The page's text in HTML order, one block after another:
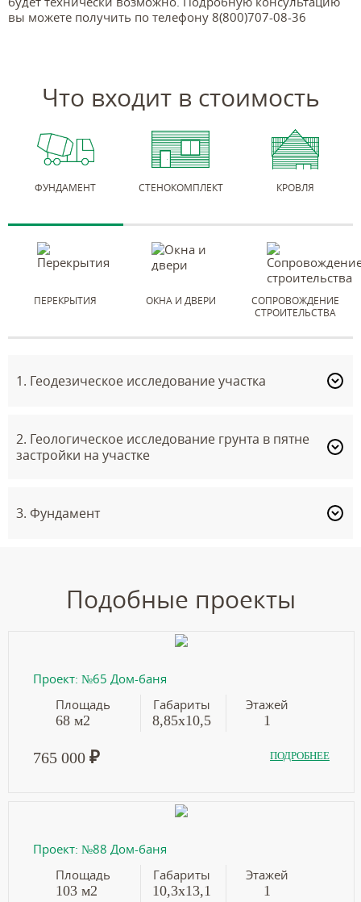
вы можете получить по телефону 8(800)707-08-36
Что входит в стоимость
ФУНДАМЕНТ СТЕНОКОМПЛЕКТ КРОВЛЯ
ПЕРЕКРЫТИЯ ОКНА И ДВЕРИ
СОПРОВОЖДЕНИЕ
СТРОИТЕЛЬСТВА
1. Геодезическое исследование участка
2. Геологическое исследование грунта в пятне
застройки на участке
3. Фундамент
Подобные проекты
Проект: №65 Дом-баня
Площадь
68 м2
Габариты
8,85х10,5
Этажей
1
765 000 ₽ ПОДРОБНЕЕ
Проект: №88 Дом-баня
Площадь
103 м2
Габариты
10,3х13,1
Этажей
1